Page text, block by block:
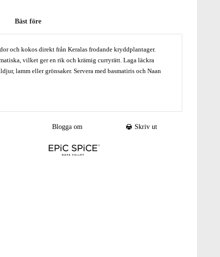
Bäst före
och kokos direkt från Keralas frodande kryddplantager.
vilket ger en rik och krämig curryrätt. Laga läckra
lamm eller grönsaker. Servera med basmatiris och Naan
kyckling, skaldjur, lamm eller grönsaker. Servera med
malda cashewnötter för att göra grytan ännu krämigare.
Servera med Naan bröd, chutney och yoghurt blandat med
Blogga om Skriv ut